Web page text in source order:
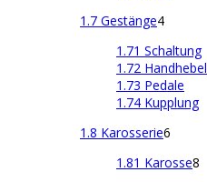
1.7 Gestänge4
1.71 Schaltung
1.72 Handhebel
1.73 Pedale
1.74 Kupplung
1.8 Karosserie6
1.81 Karosse8